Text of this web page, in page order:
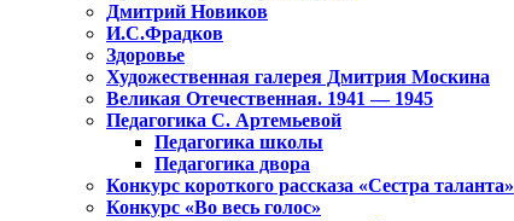
Дмитрий Новиков
И.С.Фрадков
Здоровье
Художественная галерея Дмитрия Москина
Великая Отечественная. 1941 — 1945
Педагогика С. Артемьевой
Педагогика школы
Педагогика двора
Конкурс короткого рассказа «Сестра таланта»
Конкурс «Во весь голос»